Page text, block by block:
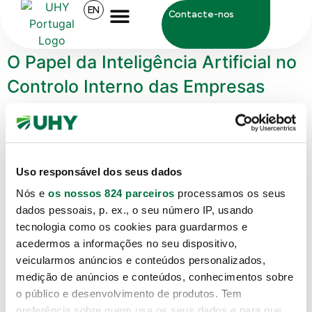
Uso responsável dos seus dados
Nós e os nossos 824 parceiros processamos os seus
dados pessoais, p. ex., o seu número IP, usando
tecnologia como os cookies para guardarmos e
acedermos a informações no seu dispositivo,
veicularmos anúncios e conteúdos personalizados,
medição de anúncios e conteúdos, conhecimentos sobre
o público e desenvolvimento de produtos. Tem
EN Contacte-nos
Categoria: Auditoria
O Papel da Inteligência Artificial no
Controlo Interno das Empresas
reforço dos sistemas de controlo interno, essencial para
financeira e a conformidade com normas e
regulamentos. Ao integrar algoritmos inteligentes nos
processos de controlo, as empresas conseguem
identificar riscos de forma proactiva, automatizar […]
Auditoria Financeira e a
Governance